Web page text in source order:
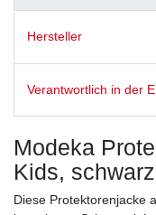
Hersteller
Verantwortlich in der
Modeka
Kids, schwarz
Diese Protektorenjacke